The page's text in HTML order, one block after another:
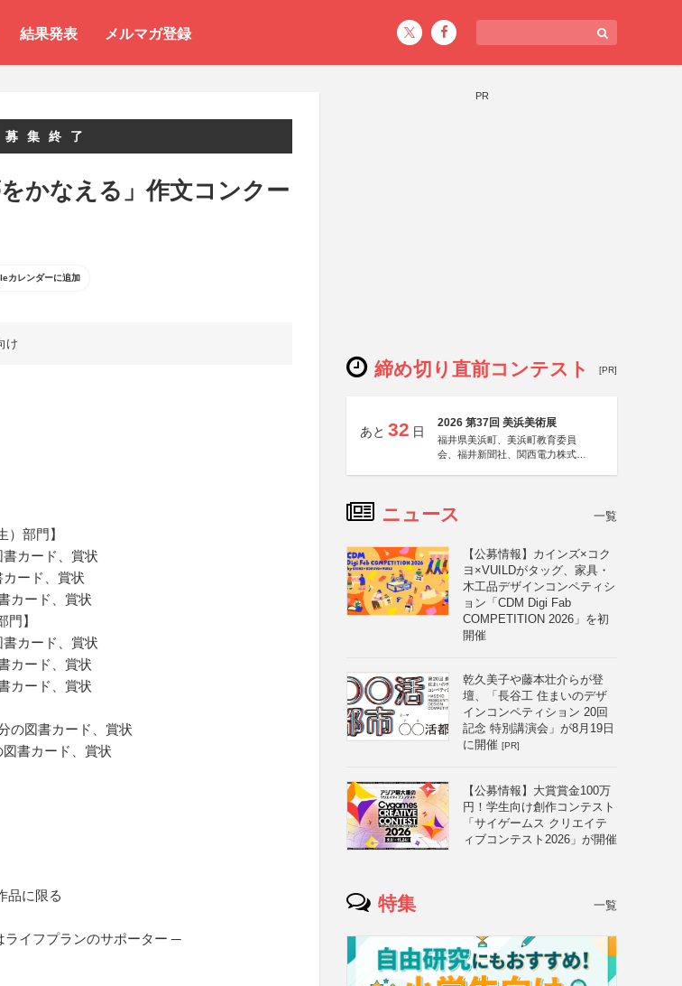
結果発表 メルマガ登録
募集終了
かなえる」作文コンクー
カレンダーに追加
け
）部門】
カード、賞状
ード、賞状
カード、賞状
門】
カード、賞状
カード、賞状
カード、賞状
の図書カード、賞状
書カード、賞状
品に限る
イフプランのサポーター ─
PR
締め切り直前コンテスト [PR]
あと 32 日
2026 第37回 美浜美術展
福井県美浜町、美浜町教育委員
会、福井新聞社、関西電力株式会
ニュース 一覧
【公募情報】カインズ×コク
ヨ×VUILDがタッグ、家具・
木工品デザインコンペティシ
ョン「CDM Digi Fab
COMPETITION 2026」を初
開催
乾久美子や藤本壮介らが登
壇、「長谷工 住まいのデザ
インコンペティション 20回
記念 特別講演会」が8月19日
に開催 [PR]
【公募情報】大賞賞金100万
円！学生向け創作コンテスト
「サイゲームス クリエイテ
ィブコンテスト2026」が開催
特集 一覧